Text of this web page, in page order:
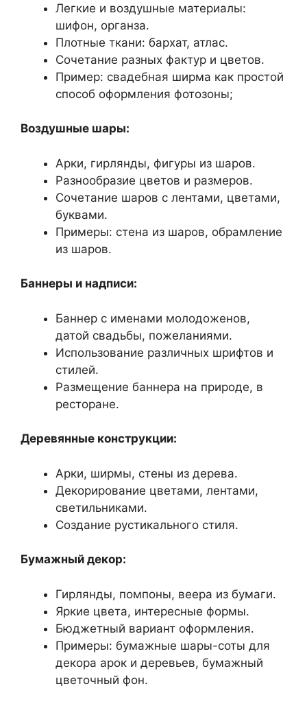
Легкие и воздушные материалы:
шифон, органза.
Плотные ткани: бархат, атлас.
Сочетание разных фактур и цветов.
Пример: свадебная ширма как простой
способ оформления фотозоны;
Воздушные шары:
Арки, гирлянды, фигуры из шаров.
Разнообразие цветов и размеров.
Сочетание шаров с лентами, цветами,
буквами.
Примеры: стена из шаров, обрамление
из шаров.
Баннеры и надписи:
Баннер с именами молодоженов,
датой свадьбы, пожеланиями.
Использование различных шрифтов и
стилей.
Размещение баннера на природе, в
ресторане.
Деревянные конструкции:
Арки, ширмы, стены из дерева.
Декорирование цветами, лентами,
светильниками.
Создание рустикального стиля.
Бумажный декор:
Гирлянды, помпоны, веера из бумаги.
Яркие цвета, интересные формы.
Бюджетный вариант оформления.
Примеры: бумажные шары-соты для
декора арок и деревьев, бумажный
цветочный фон.